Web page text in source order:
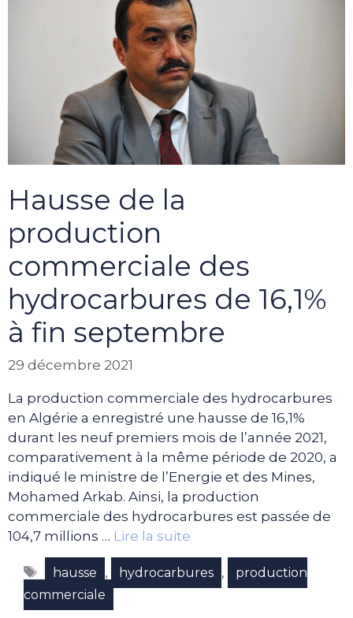
Hausse de la
production
commerciale des
hydrocarbures de 16,1%
à fin septembre
29 décembre 2021
La production commerciale des hydrocarbures
en Algérie a enregistré une hausse de 16,1%
durant les neuf premiers mois de l’année 2021,
comparativement à la même période de 2020, a
indiqué le ministre de l’Energie et des Mines,
Mohamed Arkab. Ainsi, la production
commerciale des hydrocarbures est passée de
104,7 millions … Lire la suite
Étiquettes
hausse , hydrocarbures ,
production
commerciale